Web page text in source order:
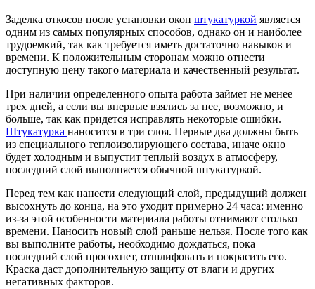
Заделка откосов после установки окон штукатуркой является
одним из самых популярных способов, однако он и наиболее
трудоемкий, так как требуется иметь достаточно навыков и
времени. К положительным сторонам можно отнести
доступную цену такого материала и качественный результат.
При наличии определенного опыта работа займет не менее
трех дней, а если вы впервые взялись за нее, возможно, и
больше, так как придется исправлять некоторые ошибки.
Штукатурка наносится в три слоя. Первые два должны быть
из специального теплоизолирующего состава, иначе окно
будет холодным и выпустит теплый воздух в атмосферу,
последний слой выполняется обычной штукатуркой.
Перед тем как нанести следующий слой, предыдущий должен
высохнуть до конца, на это уходит примерно 24 часа: именно
из-за этой особенности материала работы отнимают столько
времени. Наносить новый слой раньше нельзя. После того как
вы выполните работы, необходимо дождаться, пока
последний слой просохнет, отшлифовать и покрасить его.
Краска даст дополнительную защиту от влаги и других
негативных факторов.